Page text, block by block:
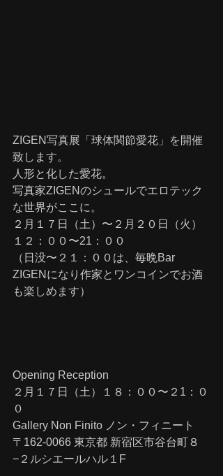
ZIGEN写真展「球体関節愛花」を開催
致します。
人形と化した愛花。
写真家ZIGENのシュールでエロテック
な世界がここに。
２月１７日（土）〜２月２０日（火）
１２：００〜21：００
（日没〜２１：００は、毎晩Bar
ZIGENになり作家とワンコインでお酒
も楽しめます）
Opening Reception
２月１７日（土）１８：００〜２1：０
０
Gallery Non Finito ノン・フィニート
〒162-0066 東京都 新宿区市谷台町８
−２ルシエールハル１F